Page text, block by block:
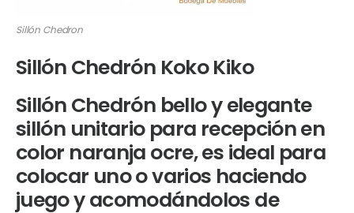
Sillón Chedron
Sillón Chedrón Koko Kiko
Sillón Chedrón bello y elegante
sillón unitario para recepción en
color naranja ocre, es ideal para
colocar uno o varios haciendo
juego y acomodándolos de